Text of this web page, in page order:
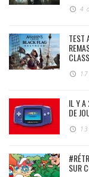
4
TEST
IL Y A
DE
SUR